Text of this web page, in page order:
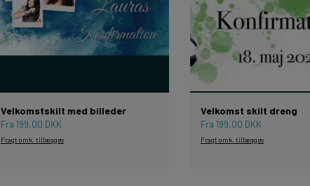
Velkomstskilt med billeder
Fra 199,00 DKK
Fragt omk. tillægges
Velkomst skilt dreng
Fra 199,00 DKK
Fragt omk. tillægges